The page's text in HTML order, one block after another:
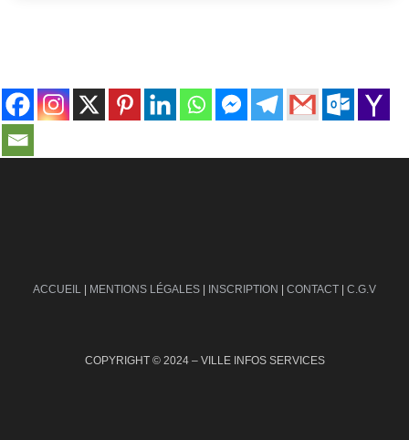
ACCUEIL | MENTIONS LÉGALES | INSCRIPTION | CONTACT | C.G.V
COPYRIGHT © 2024 – VILLE INFOS SERVICES